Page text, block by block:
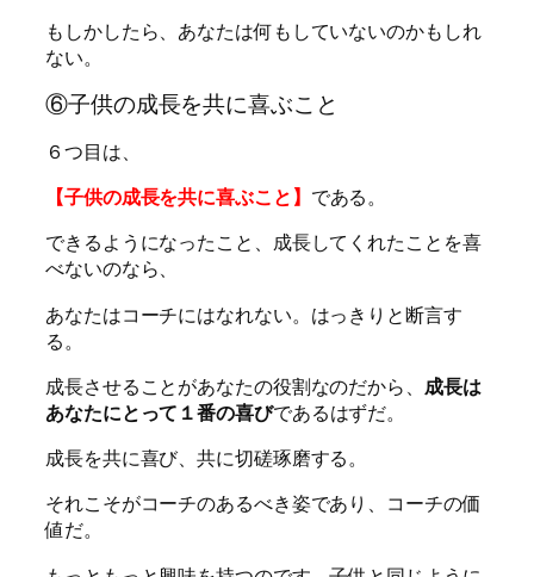
もしかしたら、あなたは何もしていないのかもしれ
ない。
⑥子供の成長を共に喜ぶこと
６つ目は、
【子供の成長を共に喜ぶこと】 である。
できるようになったこと、成長してくれたことを喜
べないのなら、
あなたはコーチにはなれない。はっきりと断言す
る。
成長させることがあなたの役割なのだから、 成長は
あなたにとって１番の喜びであるはずだ。
成長を共に喜び、共に切磋琢磨する。
それこそがコーチのあるべき姿であり、コーチの価
値だ。